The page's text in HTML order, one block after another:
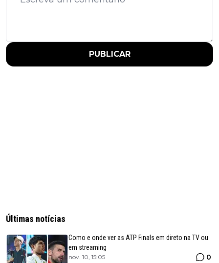
PUBLICAR
Últimas notícias
Como e onde ver as ATP Finals em direto na TV ou
em streaming
nov. 10, 15:05 0